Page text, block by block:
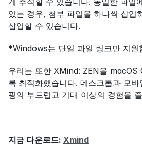
있는 경우, 첨부 파일을 하나씩 삽입
삽입할 수 있습니다.
*Windows는 단일 파일 링크만 지원
우리는 또한 XMind: ZEN을 macOS
록 최적화했습니다. 데스크톱과 모
핑의 부드럽고 기대 이상의 경험을
지금 다운로드: Xmind